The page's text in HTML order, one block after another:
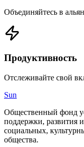
Объединяйтесь в
Продуктивность
Отслеживайте свой
Sun
Общественный фонд
поддержки, развития
социальных,
общества.